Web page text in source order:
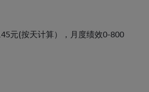
元(按天计算），月度绩效0-800